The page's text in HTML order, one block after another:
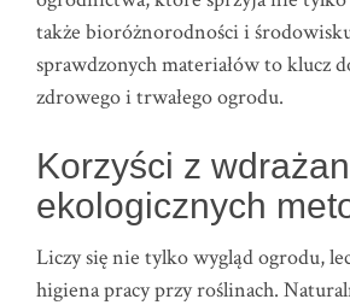
także bioróżnorodności i
sprawdzonych materiałów to klucz
zdrowego i trwałego ogrodu.
Korzyści z
ekologicznych
Liczy się nie tylko wygląd ogrodu,
higiena pracy przy roślinach.